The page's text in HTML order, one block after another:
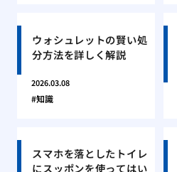
ウォシュレットの賢い処
分方法を詳しく解説
2026.03.08
知識
スマホを落としたトイレ
にスッポンを使ってはい